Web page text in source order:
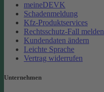
meineDEVK
Schadenmeldung
Kfz-Produktservices
Rechtsschutz-Fall melden
Kundendaten ändern
Leichte Sprache
Vertrag widerrufen
Unternehmen